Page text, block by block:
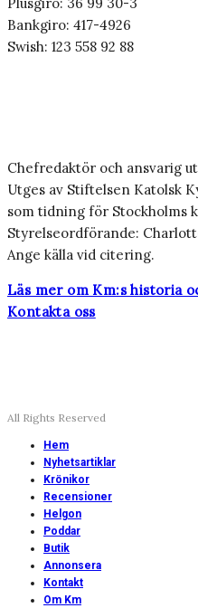
Bankgiro: 417-4926
Swish: 123 558 92 88
Chefredaktör och ansvarig
Utges av Stiftelsen Katolsk
som tidning för Stockholms
Styrelseordförande:
Ange källa vid citering.
Läs mer om Km:s historia
Kontakta oss
All Rights Reserved
Hem
Nyhetsartiklar
Krönikor
Recensioner
Helgon
Poddar
Butik
Annonsera
Kontakt
Om Km